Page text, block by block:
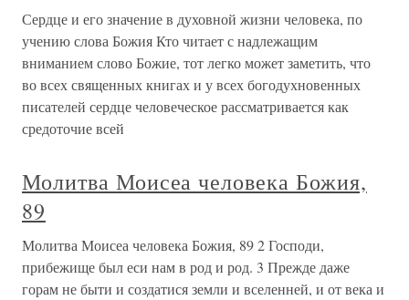
Сердце и его значение в духовной жизни человека, по
учению слова Божия Кто читает с надлежащим
вниманием слово Божие, тот легко может заметить, что
во всех священных книгах и у всех богодухновенных
писателей сердце человеческое рассматривается как
средоточие всей
Молитва Моисеа человека Божия,
89
Молитва Моисеа человека Божия, 89 2 Господи,
прибежище был еси нам в род и род. 3 Прежде даже
горам не быти и создатися земли и вселенней, и от века и